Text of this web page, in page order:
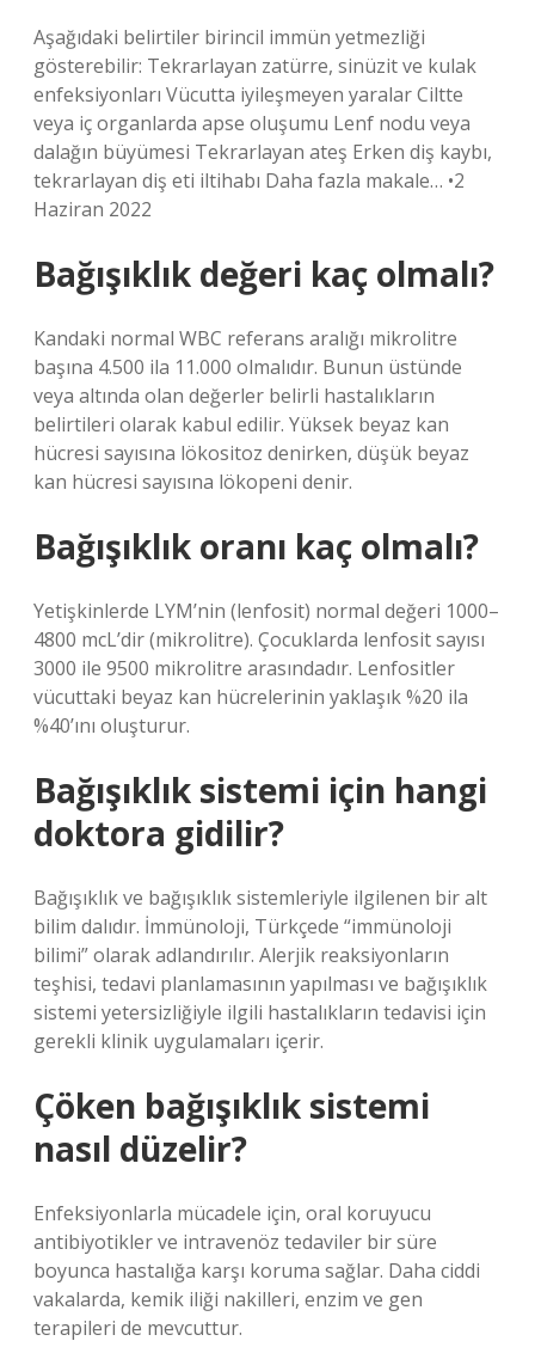
Aşağıdaki belirtiler birincil immün yetmezliği
gösterebilir: Tekrarlayan zatürre, sinüzit ve kulak
enfeksiyonları Vücutta iyileşmeyen yaralar Ciltte
veya iç organlarda apse oluşumu Lenf nodu veya
dalağın büyümesi Tekrarlayan ateş Erken diş kaybı,
tekrarlayan diş eti iltihabı Daha fazla makale… •2
Haziran 2022
Bağışıklık değeri kaç olmalı?
Kandaki normal WBC referans aralığı mikrolitre
başına 4.500 ila 11.000 olmalıdır. Bunun üstünde
veya altında olan değerler belirli hastalıkların
belirtileri olarak kabul edilir. Yüksek beyaz kan
hücresi sayısına lökositoz denirken, düşük beyaz
kan hücresi sayısına lökopeni denir.
Bağışıklık oranı kaç olmalı?
Yetişkinlerde LYM’nin (lenfosit) normal değeri 1000–
4800 mcL’dir (mikrolitre). Çocuklarda lenfosit sayısı
3000 ile 9500 mikrolitre arasındadır. Lenfositler
vücuttaki beyaz kan hücrelerinin yaklaşık %20 ila
%40’ını oluşturur.
Bağışıklık sistemi için hangi
doktora gidilir?
Bağışıklık ve bağışıklık sistemleriyle ilgilenen bir alt
bilim dalıdır. İmmünoloji, Türkçede “immünoloji
bilimi” olarak adlandırılır. Alerjik reaksiyonların
teşhisi, tedavi planlamasının yapılması ve bağışıklık
sistemi yetersizliğiyle ilgili hastalıkların tedavisi için
gerekli klinik uygulamaları içerir.
Çöken bağışıklık sistemi
nasıl düzelir?
Enfeksiyonlarla mücadele için, oral koruyucu
antibiyotikler ve intravenöz tedaviler bir süre
boyunca hastalığa karşı koruma sağlar. Daha ciddi
vakalarda, kemik iliği nakilleri, enzim ve gen
terapileri de mevcuttur.